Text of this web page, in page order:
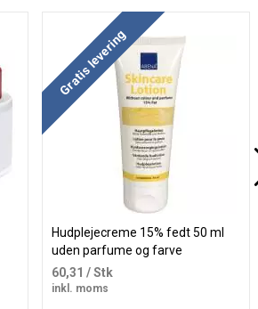
Gratis levering
Hudplejecreme 15% fedt 50 ml
uden parfume og farve
60,31 / Stk
inkl. moms